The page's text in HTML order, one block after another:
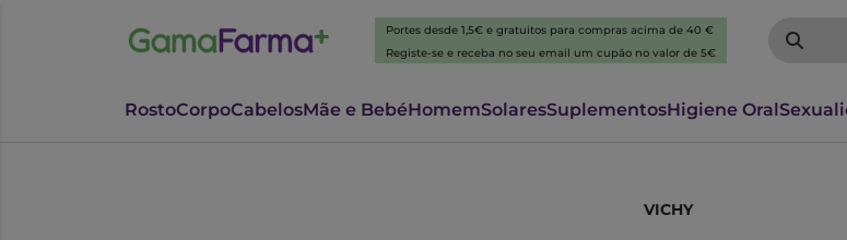
Portes desde 1,5€ e gratuitos para compras acima de 40 €
Registe-se e receba no seu email um cupão no valor de 5€
RostoCorpoCabelosMãe e BebéHomemSolaresSuplementosHigiene Oral
VICHY